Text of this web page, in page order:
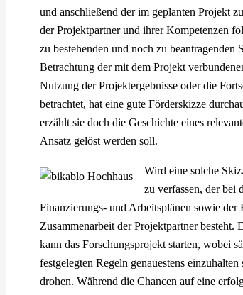
und anschließend der im geplanten Projekt
der Projektpartner und ihrer Kompetenzen
zu bestehenden und noch zu
Betrachtung der mit dem Projekt
Nutzung der Projektergebnisse oder die
betrachtet, hat eine gute Förderskizze
erzählt sie doch die Geschichte eines
Ansatz gelöst werden soll.
Wird eine solche
zu verfassen, der bei
Finanzierungs- und Arbeitsplänen sowie
Zusammenarbeit der Projektpartner
kann das Forschungsprojekt starten, wobei
festgelegten Regeln genauestens
drohen. Während die Chancen auf eine